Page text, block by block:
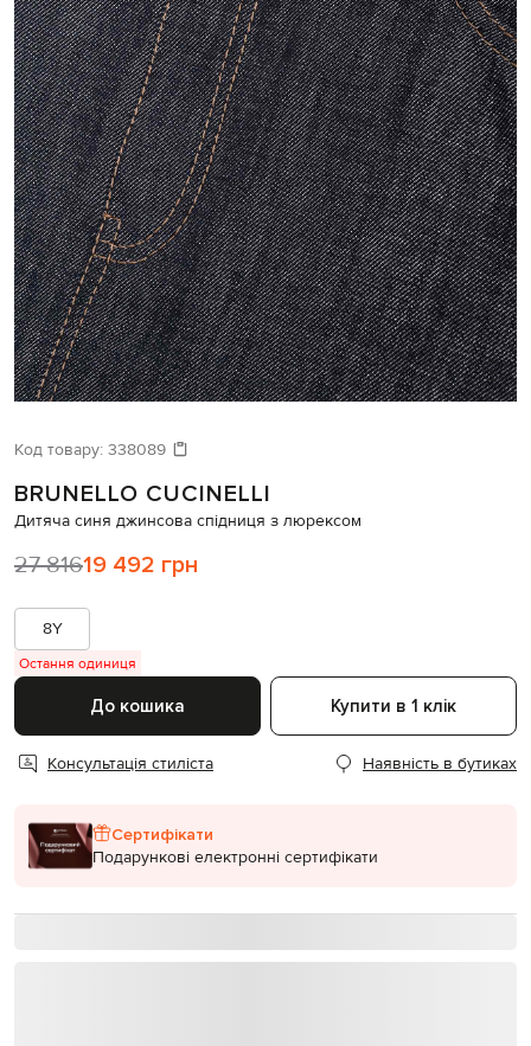
Код товару: 338089
BRUNELLO CUCINELLI
Дитяча синя джинсова спідниця з люрексом
27 81619 492 грн
8Y
Остання одиниця
До кошика Купити в 1 клік
Консультація стиліста Наявність в бутиках
Сертифікати
Подарункові електронні сертифікати